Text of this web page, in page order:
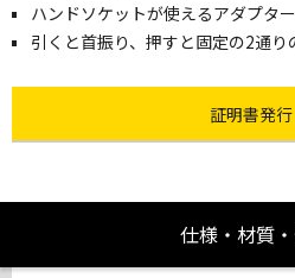
ハンドソケットが使えるアダプター
引くと首振り、押すと固定の2通り
Certificate
証明書発行
仕様・材質